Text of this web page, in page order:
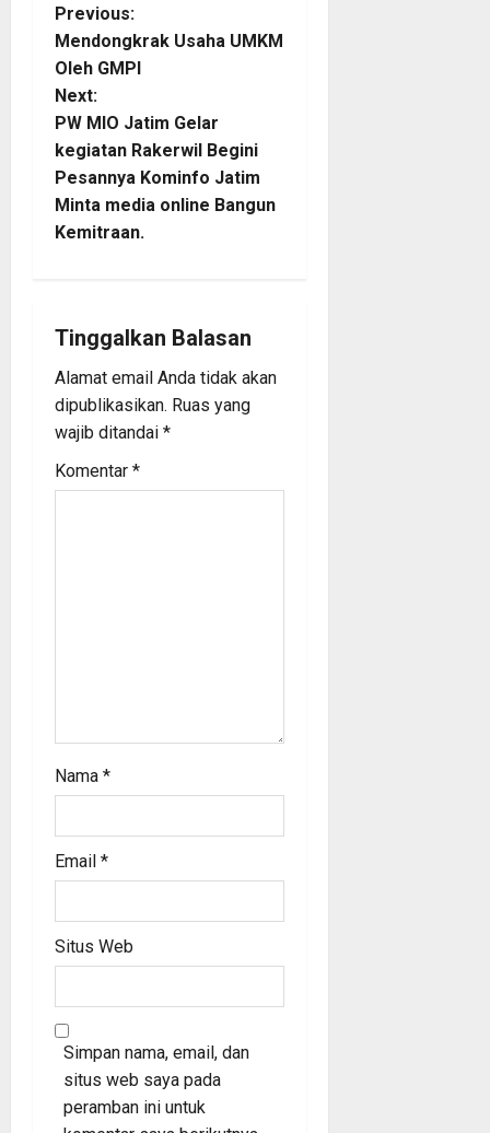
P
o
s
t
n
a
i
g
a
t
Previous:
Mendongkrak Usaha UMKM
Oleh GMPI
Next:
PW MIO Jatim Gelar
kegiatan Rakerwil Begini
Pesannya Kominfo Jatim
Minta media online Bangun
Kemitraan.
Tinggalkan Balasan
Alamat email Anda tidak akan
dipublikasikan. Ruas yang
wajib ditandai *
Komentar *
Nama *
Email *
Situs Web
Simpan nama, email, dan
situs web saya pada
peramban ini untuk